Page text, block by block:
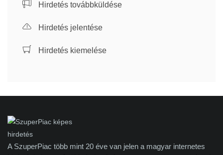
Hirdetés továbbküldése
Hirdetés jelentése
Hirdetés kiemelése
A SzuperPiac több mint 20 éve van jelen a magyar internetes